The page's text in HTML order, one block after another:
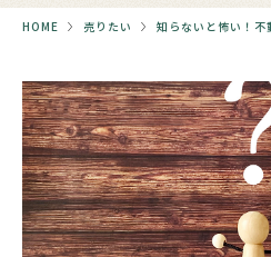
HOME 売りたい 知らないと怖い！不